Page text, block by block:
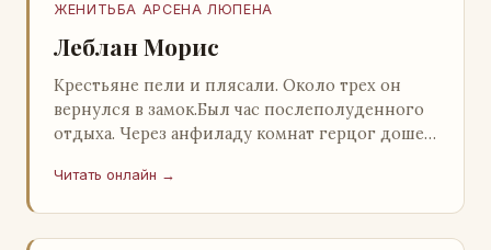
ЖЕНИТЬБА АРСЕНА ЛЮПЕНА
Леблан Морис
Крестьяне пели и плясали. Около трех он
вернулся в замок.Был час послеполуденного
отдыха. Через анфиладу комнат герцог дошел
во…
Читать онлайн →